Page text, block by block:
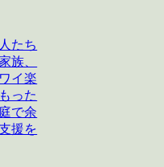
たち
族、
イ楽
った
で余
援を